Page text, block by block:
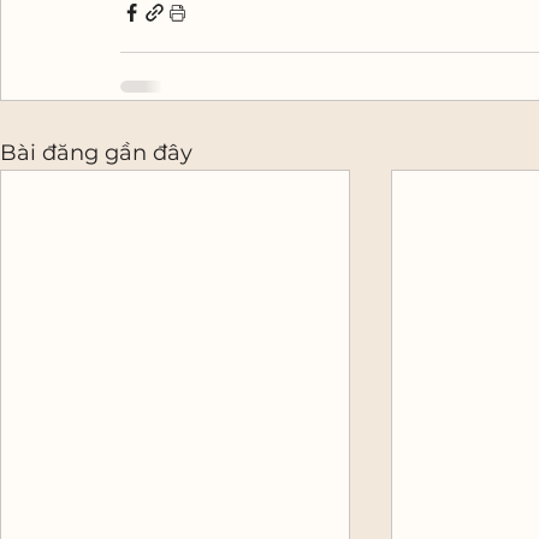
Bài đăng gần đây